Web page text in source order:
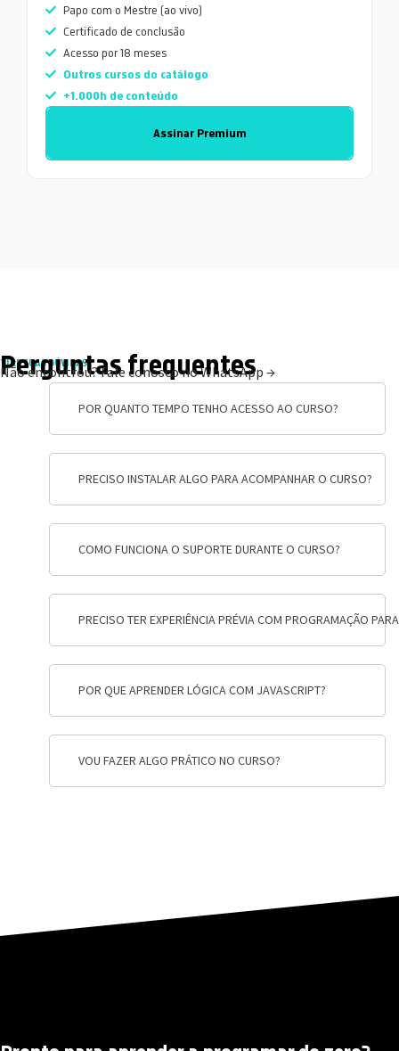
Papo com o Mestre (ao vivo)
Certificado de conclusão
Acesso por 18 meses
Outros cursos do catálogo
+1.000h de conteúdo
Assinar Premium
TIRE SUAS DÚVIDAS
Perguntas frequentes
Não encontrou?Fale conosco no WhatsApp →
POR QUANTO TEMPO TENHO ACESSO AO CURSO?
PRECISO INSTALAR ALGO PARA ACOMPANHAR O CURSO?
COMO FUNCIONA O SUPORTE DURANTE O CURSO?
PRECISO TER EXPERIÊNCIA PRÉVIA COM PROGRAMAÇÃO
POR QUE APRENDER LÓGICA COM JAVASCRIPT?
VOU FAZER ALGO PRÁTICO NO CURSO?